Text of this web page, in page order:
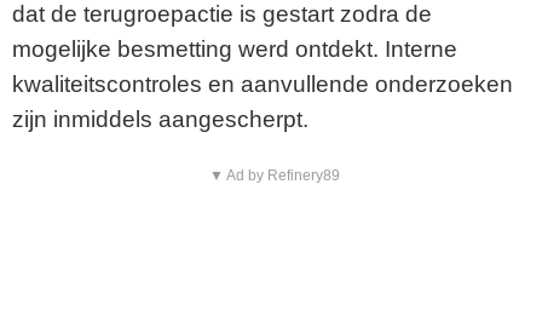
dat de terugroepactie is gestart zodra de
mogelijke besmetting werd ontdekt. Interne
kwaliteitscontroles en aanvullende onderzoeken
zijn inmiddels aangescherpt.
▼ Ad by Refinery89